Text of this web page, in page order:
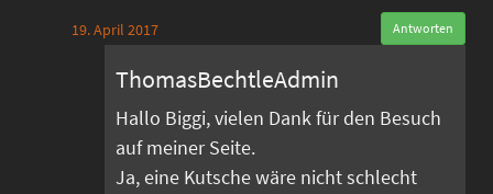
19. April 2017 Antworten
ThomasBechtleAdmin
Hallo Biggi, vielen Dank für den Besuch
auf meiner Seite.
Ja, eine Kutsche wäre nicht schlecht